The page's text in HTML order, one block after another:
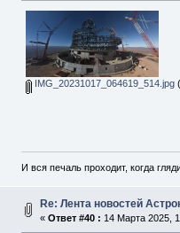
IMG_20231017_064619_514.jpg
И вся печаль проходит, когда
Re: Лента новостей
« Ответ #40 : 14 Марта 2025,